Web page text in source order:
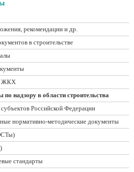
рекомендации и др.
в строительстве
ЖКХ
надзору в области строительства
Российской Федерации
нормативно-методические документы
стандарты